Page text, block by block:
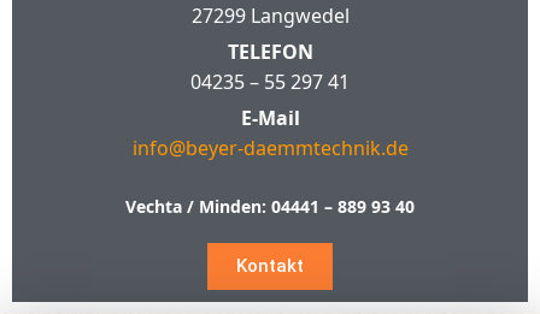
27299 Langwedel
TELEFON
04235 – 55 297 41
E-Mail
info@beyer-daemmtechnik.de
Vechta / Minden: 04441 – 889 93 40
Kontakt